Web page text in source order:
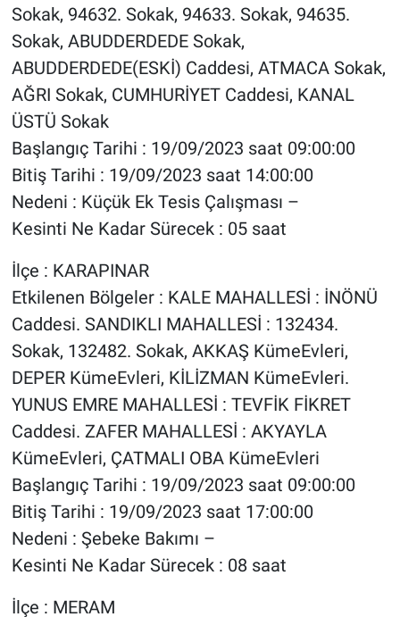
Sokak, 94632. Sokak, 94633. Sokak, 94635.
Sokak, ABUDDERDEDE Sokak,
ABUDDERDEDE(ESKİ) Caddesi, ATMACA Sokak,
AĞRI Sokak, CUMHURİYET Caddesi, KANAL
ÜSTÜ Sokak
Başlangıç Tarihi : 19/09/2023 saat 09:00:00
Bitiş Tarihi : 19/09/2023 saat 14:00:00
Nedeni : Küçük Ek Tesis Çalışması –
Kesinti Ne Kadar Sürecek : 05 saat
İlçe : KARAPINAR
Etkilenen Bölgeler : KALE MAHALLESİ : İNÖNÜ
Caddesi. SANDIKLI MAHALLESİ : 132434.
Sokak, 132482. Sokak, AKKAŞ KümeEvleri,
DEPER KümeEvleri, KİLİZMAN KümeEvleri.
YUNUS EMRE MAHALLESİ : TEVFİK FİKRET
Caddesi. ZAFER MAHALLESİ : AKYAYLA
KümeEvleri, ÇATMALI OBA KümeEvleri
Başlangıç Tarihi : 19/09/2023 saat 09:00:00
Bitiş Tarihi : 19/09/2023 saat 17:00:00
Nedeni : Şebeke Bakımı –
Kesinti Ne Kadar Sürecek : 08 saat
İlçe : MERAM